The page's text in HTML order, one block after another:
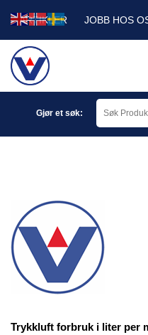
ARTIKLER JOBB HOS
SERVICE DB
Gjør et søk:
Trykkluft forbruk i liter per